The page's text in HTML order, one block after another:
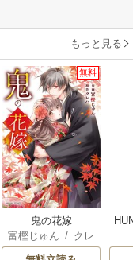
もっと見る
無料
鬼の花嫁
富樫じゅん / クレ
ハ